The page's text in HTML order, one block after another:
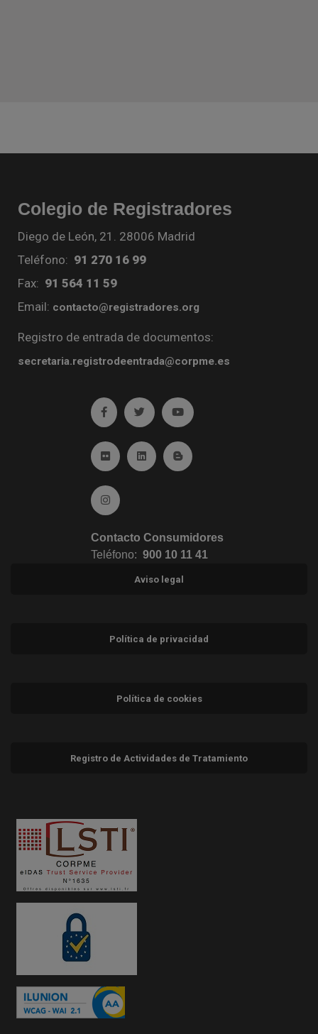
Colegio de Registradores
Diego de León, 21. 28006 Madrid
Teléfono: 91 270 16 99
Fax: 91 564 11 59
Email: contacto@registradores.org
Registro de entrada de documentos:
secretaria.registrodeentrada@corpme.es
Ir a facebook (abre en ventana nueva)
Ir a twitter (abre en ventana nueva)
Ir a YouTube (abre en
Ir a Flickr (abre en ventana nueva)
Ir a Linkedin (abre en ventana nueva)
Ir al Blog (abre en ventana
Ir a Instagram (abre en ventana nueva)
Contacto Consumidores
Teléfono: 900 10 11 41
Aviso legal
Política de privacidad
Política de cookies
Registro de Actividades de Tratamiento